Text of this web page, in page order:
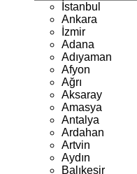
İstanbul
Ankara
İzmir
Adana
Adıyaman
Afyon
Ağrı
Aksaray
Amasya
Antalya
Ardahan
Artvin
Aydın
Balıkesir